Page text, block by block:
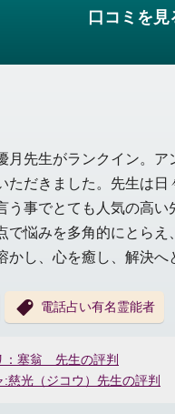
口コミを見
月先生がランクイン。
ただきました。先生は
う事でとても人気の高い
で悩みを多角的にとら
かし、心を癒し、解決へ
電話占い有名霊能者
：塞翁 先生の評判
慈光（ジコウ）先生の評判